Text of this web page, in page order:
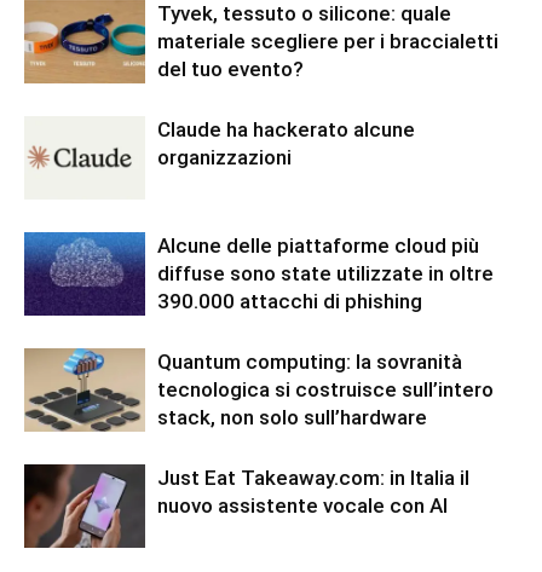
Tyvek, tessuto o silicone: quale
materiale scegliere per i braccialetti
del tuo evento?
Claude ha hackerato alcune
organizzazioni
Alcune delle piattaforme cloud più
diffuse sono state utilizzate in oltre
390.000 attacchi di phishing
Quantum computing: la sovranità
tecnologica si costruisce sull’intero
stack, non solo sull’hardware
Just Eat Takeaway.com: in Italia il
nuovo assistente vocale con AI